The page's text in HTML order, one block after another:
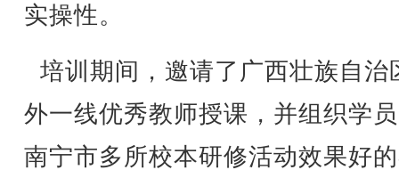
实操性。
培训期间，邀请了广西壮族自治
外一线优秀教师授课，并组织学
南宁市多所校本研修活动效果好